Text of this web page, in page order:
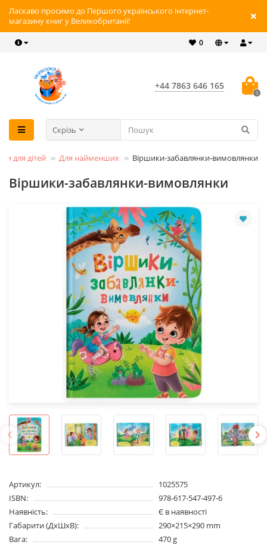
Ласкаво просимо до Першого українського інтернет-
магазину книг у Великобританії!
0
+44 7863 646 165
0
Скрізь
для дітей Для найменших Віршики-забавлянки-вимовлянки
Віршики-забавлянки-вимовлянки
Артикул:
1025575
ISBN:
978-617-547-497-6
Наявність:
Є в наявності
Габарити (ДхШхВ):
290×215×290 mm
Вага:
470 g